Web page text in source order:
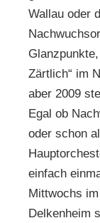
Wallau oder
Zärtlich“ im
aber 2009
Egal ob
oder schon
einfach
Mittwochs
Delkenheim